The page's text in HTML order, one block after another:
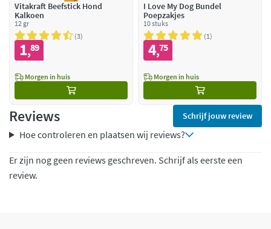
Vitakraft Beefstick Hond
Kalkoen
12 gr
3
1,89
Morgen in huis
I Love My Dog Bundel
Poepzakjes
10 stuks
1
4,75
Morgen in huis
Reviews Schrijf jouw review
Hoe controleren en plaatsen wij reviews?
Er zijn nog geen reviews geschreven. Schrijf als eerste een
review.